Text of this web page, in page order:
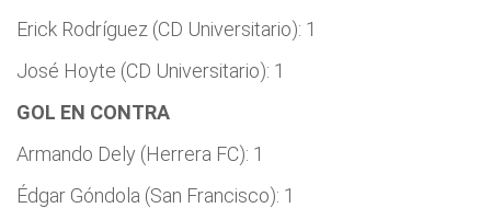
Erick Rodríguez (CD Universitario): 1
José Hoyte (CD Universitario): 1
GOL EN CONTRA
Armando Dely (Herrera FC): 1
Édgar Góndola (San Francisco): 1